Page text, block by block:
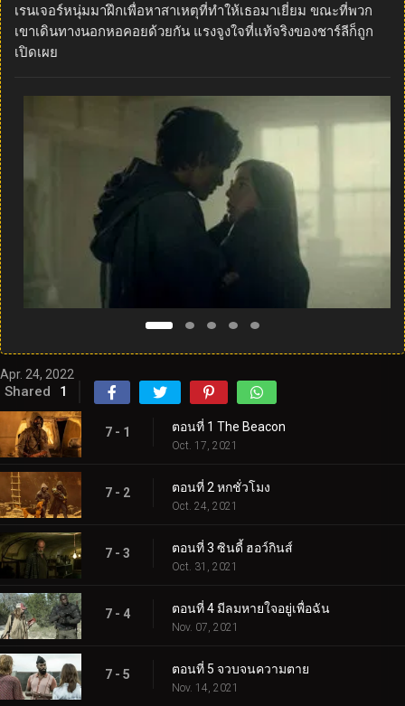
เรนเจอร์หนุ่มมาฝึกเพื่อหาสาเหตุที่ทำให้เธอมาเยี่ยม ขณะที่พวก
เขาเดินทางนอกหอคอยด้วยกัน แรงจูงใจที่แท้จริงของชาร์ลีก็ถูก
เปิดเผย
Apr. 24, 2022
Shared 1
7 - 1 ตอนที่ 1 The Beacon
Oct. 17, 2021
7 - 2 ตอนที่ 2 หกชั่วโมง
Oct. 24, 2021
7 - 3 ตอนที่ 3 ซินดี้ ฮอว์กินส์
Oct. 31, 2021
7 - 4 ตอนที่ 4 มีลมหายใจอยู่เพื่อฉัน
Nov. 07, 2021
7 - 5 ตอนที่ 5 จวบจนความตาย
Nov. 14, 2021